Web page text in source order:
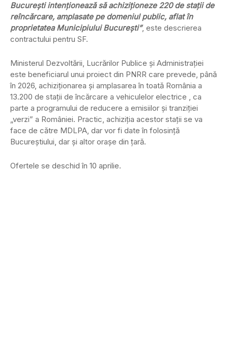
București intenționează să achiziționeze 220 de stații de
reîncărcare, amplasate pe domeniul public, aflat în
proprietatea Municipiului București”, este descrierea
contractului pentru SF.
Ministerul Dezvoltării, Lucrărilor Publice și Administrației
este beneficiarul unui proiect din PNRR care prevede, până
în 2026, achiziționarea și amplasarea în toată România a
13.200 de stații de încărcare a vehiculelor electrice , ca
parte a programului de reducere a emisiilor și tranziției
„verzi” a României. Practic, achiziția acestor stații se va
face de către MDLPA, dar vor fi date în folosință
Bucureștiului, dar și altor orașe din țară.
Ofertele se deschid în 10 aprilie.